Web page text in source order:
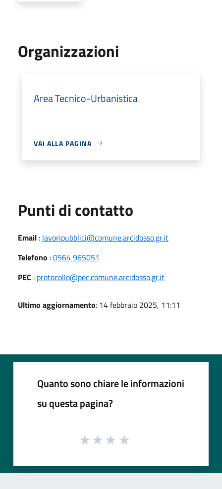
Organizzazioni
Area Tecnico-Urbanistica
VAI ALLA PAGINA
Punti di contatto
Email : lavoripubblici@comune.arcidosso.gr.it
Telefono :0564 965051
PEC : protocollo@pec.comune.arcidosso.gr.it
Ultimo aggiornamento: 14 febbraio 2025, 11:11
Quanto sono chiare le informazioni
su questa pagina?